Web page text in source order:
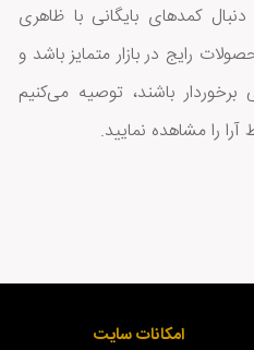
کمدهای بایگانی با ظاهری
رایج در بازار متمایز باشد و
برخوردار باشند، توصیه می‌کنیم
را مشاهده نمایید.
امکانات سایت